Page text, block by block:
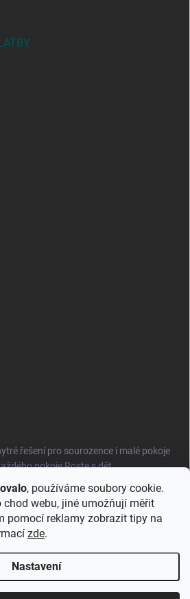
, používáme soubory cookie.
chod webu, jiné umožňují měřit
pomocí reklamy zobrazit tipy na
zde.
Nastavení
řešení pro sourozence i malé pokoje
pokoje Roste s dět...
– ideální řešení pro malé prostory i
přizpůsobí vašemu živo...
. Všechna práva vyhrazena.Upravit